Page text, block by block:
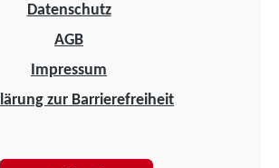
Datenschutz
AGB
Impressum
zur Barrierefreiheit